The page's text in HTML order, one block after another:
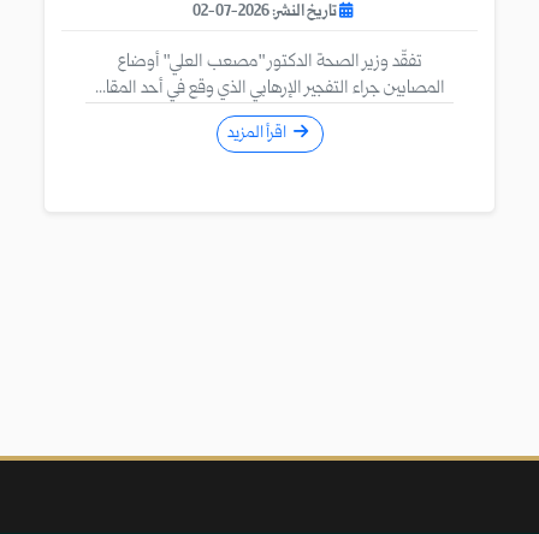
تاريخ النشر: 2026-07-02
​تفقّد وزير الصحة الدكتور "مصعب العلي" أوضاع
المصابين جراء التفجير الإرهابي الذي وقع في أحد المقا...
اقرأ المزيد